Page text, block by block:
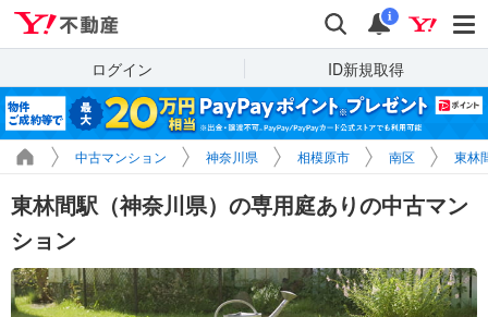
検索 通知
i
ログイン ID新規取得
中古マンション 神奈川県 相模原市 南区 東林
東林間駅（神奈川県）の専用庭ありの中古マン
ション